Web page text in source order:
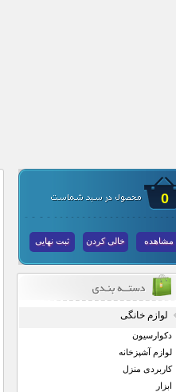
0
مشاهده خالی کردن ثبت نهایی
لوازم خانگی
دکوارسیون
لوازم آشپزخانه
کاربردی منزل
ابزار